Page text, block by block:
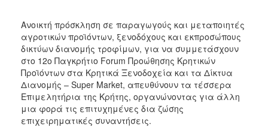
2012
2011
ΔΗΜΟΣ
Ανοικτή πρόσκληση σε παραγωγούς και μεταποιητές
αγροτικών προϊόντων, ξενοδόχους και εκπροσώπους
δικτύων διανομής τροφίμων, για να συμμετάσχουν
στο 12ο Παγκρήτιο Forum Προώθησης Κρητικών
Προϊόντων στα Κρητικά Ξενοδοχεία και τα Δίκτυα
Διανομής – Super Market, απευθύνουν τα τέσσερα
Επιμελητήρια της Κρήτης, οργανώνοντας για άλλη
μια φορά τις επιτυχημένες δια ζώσης
επιχειρηματικές συναντήσεις.